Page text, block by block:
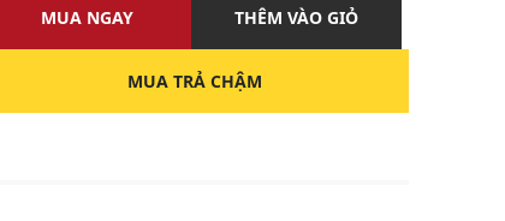
MUA NGAY THÊM VÀO GIỎ
MUA TRẢ CHẬM